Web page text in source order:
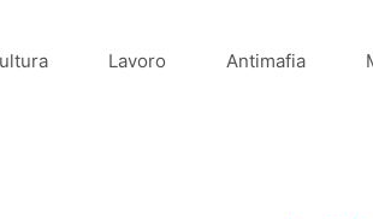
Lavoro Antimafia